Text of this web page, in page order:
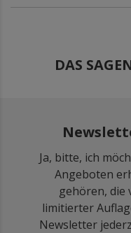
DAS
Ja, bitte, ich
Angeboten
gehören, die
limitierter
Newsletter